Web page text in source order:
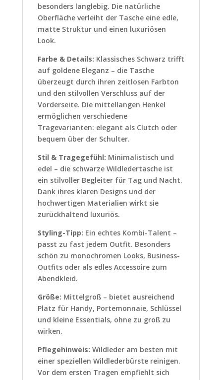
besonders langlebig. Die natürliche
Oberfläche verleiht der Tasche eine edle,
matte Struktur und einen luxuriösen
Look.
Farbe & Details: Klassisches Schwarz trifft
auf goldene Eleganz – die Tasche
überzeugt durch ihren zeitlosen Farbton
und den stilvollen Verschluss auf der
Vorderseite. Die mittellangen Henkel
ermöglichen verschiedene
Tragevarianten: elegant als Clutch oder
bequem über der Schulter.
Stil & Tragegefühl: Minimalistisch und
edel – die schwarze Wildledertasche ist
ein stilvoller Begleiter für Tag und Nacht.
Dank ihres klaren Designs und der
hochwertigen Materialien wirkt sie
zurückhaltend luxuriös.
Styling-Tipp: Ein echtes Kombi-Talent –
passt zu fast jedem Outfit. Besonders
schön zu monochromen Looks, Business-
Outfits oder als edles Accessoire zum
Abendkleid.
Größe: Mittelgroß – bietet ausreichend
Platz für Handy, Portemonnaie, Schlüssel
und kleine Essentials, ohne zu groß zu
wirken.
Pflegehinweis: Wildleder am besten mit
einer speziellen Wildlederbürste reinigen.
Vor dem ersten Tragen empfiehlt sich